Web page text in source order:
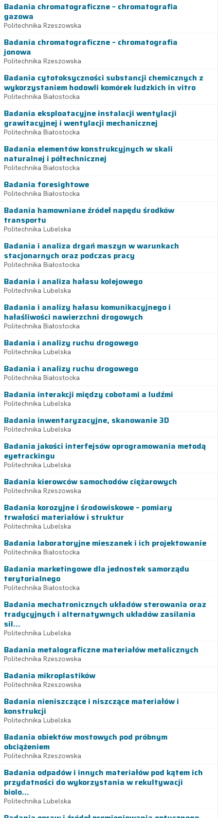
Badania chromatograficzne – chromatografia
gazowa
Politechnika Rzeszowska
Badania chromatograficzne – chromatografia
jonowa
Politechnika Rzeszowska
Badania cytotoksyczności substancji chemicznych z
wykorzystaniem hodowli komórek ludzkich in vitro
Politechnika Białostocka
Badania eksploatacyjne instalacji wentylacji
grawitacyjnej i wentylacji mechanicznej
Politechnika Białostocka
Badania elementów konstrukcyjnych w skali
naturalnej i półtechnicznej
Politechnika Białostocka
Badania foresightowe
Politechnika Białostocka
Badania hamowniane źródeł napędu środków
transportu
Politechnika Lubelska
Badania i analiza drgań maszyn w warunkach
stacjonarnych oraz podczas pracy
Politechnika Białostocka
Badania i analiza hałasu kolejowego
Politechnika Lubelska
Badania i analizy hałasu komunikacyjnego i
hałaśliwości nawierzchni drogowych
Politechnika Białostocka
Badania i analizy ruchu drogowego
Politechnika Lubelska
Badania i analizy ruchu drogowego
Politechnika Białostocka
Badania interakcji między cobotami a ludźmi
Politechnika Lubelska
Badania inwentaryzacyjne, skanowanie 3D
Politechnika Lubelska
Badania jakości interfejsów oprogramowania metodą
eyetrackingu
Politechnika Lubelska
Badania kierowców samochodów ciężarowych
Politechnika Rzeszowska
Badania korozyjne i środowiskowe – pomiary
trwałości materiałów i struktur
Politechnika Lubelska
Badania laboratoryjne mieszanek i ich projektowanie
Politechnika Białostocka
Badania marketingowe dla jednostek samorządu
terytorialnego
Politechnika Białostocka
Badania mechatronicznych układów sterowania oraz
tradycyjnych i alternatywnych układów zasilania
sil...
Politechnika Lubelska
Badania metalograficzne materiałów metalicznych
Politechnika Rzeszowska
Badania mikroplastików
Politechnika Rzeszowska
Badania nieniszczące i niszczące materiałów i
konstrukcji
Politechnika Lubelska
Badania obiektów mostowych pod próbnym
obciążeniem
Politechnika Rzeszowska
Badania odpadów i innych materiałów pod kątem ich
przydatności do wykorzystania w rekultywacji
biolo...
Politechnika Lubelska